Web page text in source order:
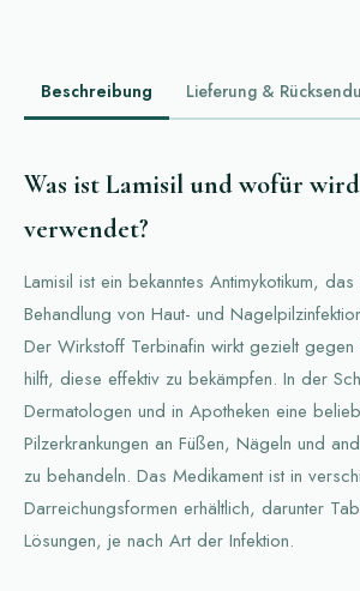
Beschreibung Lieferung &
Was ist Lamisil und wofür wird
verwendet?
Lamisil ist ein bekanntes Antimykotikum,
Behandlung von Haut- und
Der Wirkstoff Terbinafin wirkt gezielt gegen
hilft, diese effektiv zu bekämpfen. In der
Dermatologen und in Apotheken eine
Pilzerkrankungen an Füßen, Nägeln und
zu behandeln. Das Medikament ist in
Darreichungsformen erhältlich, darunter
Lösungen, je nach Art der Infektion.